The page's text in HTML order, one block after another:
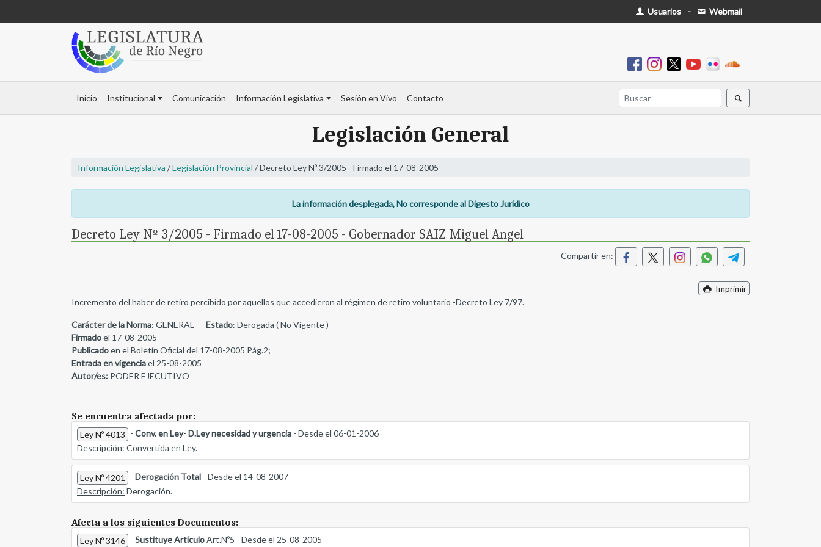
Usuarios - Webmail
Inicio Institucional Comunicación Información Legislativa Sesión en Vivo Contacto
Legislación General
Información Legislativa /Legislación Provincial / Decreto Ley Nº 3/2005 - Firmado el 17-08-2005
La información desplegada, No corresponde al Digesto Jurídico
Decreto Ley Nº 3/2005 - Firmado el 17-08-2005 - Gobernador SAIZ Miguel Angel
Compartir en:
Imprimir
Incremento del haber de retiro percibido por aquellos que accedieron al régimen de retiro voluntario -Decreto Ley 7/97.
Carácter de la Norma: GENERAL Estado: Derogada ( No Vigente )
Firmadoel 17-08-2005
Publicadoen el Boletín Oficial del 17-08-2005 Pág.2;
Entrada en vigenciael 25-08-2005
Autor/es: PODER EJECUTIVO
Se encuentra afectada por:
Ley Nº 4013 - Conv. en Ley- D.Ley necesidad y urgencia - Desde el 06-01-2006
Descripción: Convertida en Ley.
Ley Nº 4201 - Derogación Total - Desde el 14-08-2007
Descripción: Derogación.
Afecta a los siguientes Documentos:
Ley Nº 3146 - Sustituye ArtículoArt.Nº5 - Desde el 25-08-2005